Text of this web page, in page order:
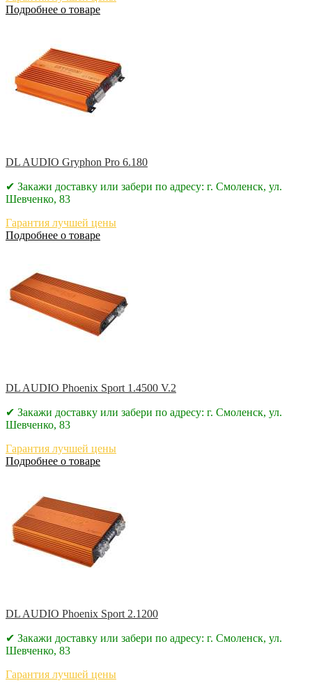
Подробнее о товаре
DL AUDIO Gryphon Pro 6.180
✔ Закажи доставку или забери по адресу: г. Смоленск, ул.
Шевченко, 83
Гарантия лучшей цены
Подробнее о товаре
DL AUDIO Phoenix Sport 1.4500 V.2
✔ Закажи доставку или забери по адресу: г. Смоленск, ул.
Шевченко, 83
Гарантия лучшей цены
Подробнее о товаре
DL AUDIO Phoenix Sport 2.1200
✔ Закажи доставку или забери по адресу: г. Смоленск, ул.
Шевченко, 83
Гарантия лучшей цены